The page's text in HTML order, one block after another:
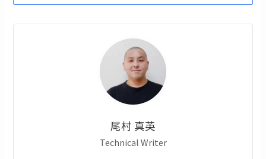
尾村 真英
Technical Writer